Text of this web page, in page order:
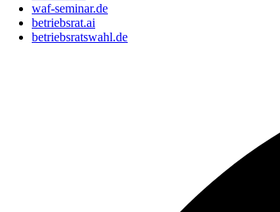
waf-seminar.de
betriebsrat.ai
betriebsratswahl.de